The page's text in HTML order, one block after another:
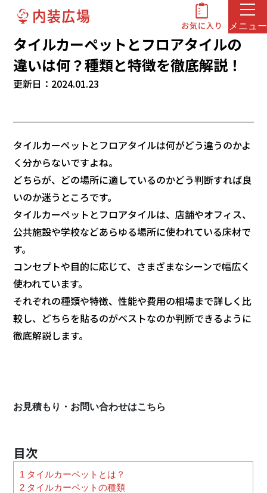
メニュー
タイルカーペットとフロアタイルの
違いは何？種類と特徴を徹底解説！
更新日：2024.01.23
タイルカーペットとフロアタイルは何がどう違うのかよ
く分からないですよね。
どちらが、どの場所に適しているのかどう判断すれば良
いのか迷うところです。
タイルカーペットとフロアタイルは、店舗やオフィス、
公共施設や学校などあらゆる場所に使われている床材で
す。
コンセプトや目的に応じて、さまざまなシーンで幅広く
使われています。
それぞれの種類や特徴、性能や費用の相場まで詳しく比
較し、どちらを貼るのがベストなのか判断できるように
徹底解説します。
お見積もり・お問い合わせはこちら
1 タイルカーペットとは？
2 タイルカーペットの種類